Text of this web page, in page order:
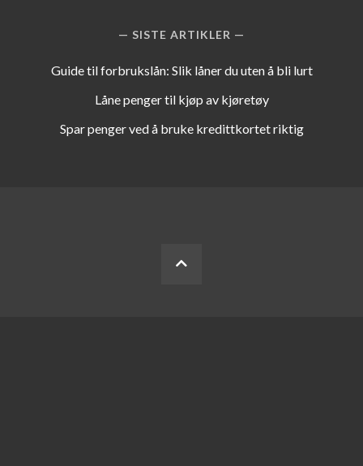
SISTE ARTIKLER
Guide til forbrukslån: Slik låner du uten å bli lurt
Låne penger til kjøp av kjøretøy
Spar penger ved å bruke kredittkortet riktig
BACK